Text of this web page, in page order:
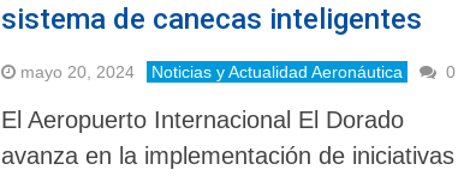
sistema de canecas inteligentes
mayo 20, 2024 Noticias y Actualidad Aeronáutica 0
El Aeropuerto Internacional El Dorado
avanza en la implementación de iniciativas